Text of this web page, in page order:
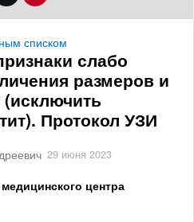
списком
слабо
размеров и
(исключить
Протокол УЗИ
29 июня 2023
центра